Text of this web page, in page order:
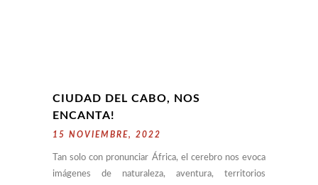
CIUDAD DEL CABO, NOS
ENCANTA!
15 NOVIEMBRE, 2022
Tan solo con pronunciar África, el cerebro nos evoca
imágenes de naturaleza, aventura, territorios